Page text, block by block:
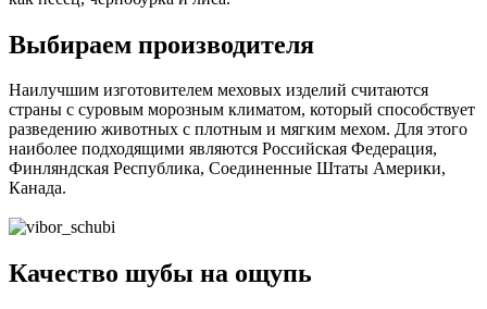
Выбираем производителя
Наилучшим изготовителем меховых изделий считаются
страны с суровым морозным климатом, который способствует
разведению животных с плотным и мягким мехом. Для этого
наиболее подходящими являются Российская Федерация,
Финляндская Республика, Соединенные Штаты Америки,
Канада.
Качество шубы на ощупь